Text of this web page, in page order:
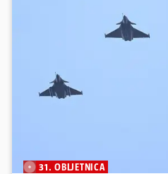
31. OBLJETNICA